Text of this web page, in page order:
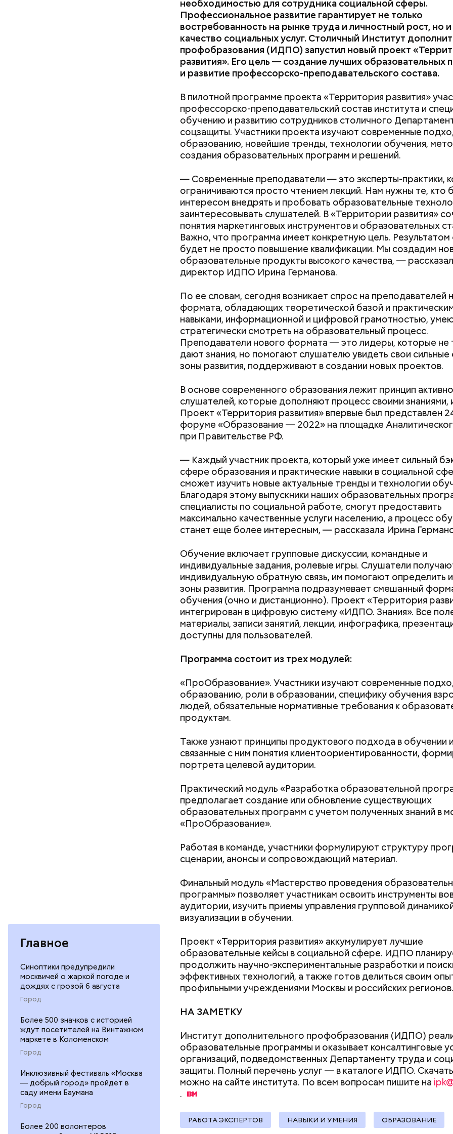
Главное
Синоптики предупредили
москвичей о жаркой погоде и
дождях с грозой 6 августа
Город
Более 500 значков с историей
ждут посетителей на Винтажном
маркете в Коломенском
Город
Инклюзивный фестиваль «Москва
— добрый город» пройдет в
саду имени Баумана
Город
Более 200 волонтеров
необходимостью для сотрудника социальной сферы.
Профессиональное развитие гарантирует не только
востребованность на рынке труда и личностный рост, но
качество социальных услуг. Столичный Институт
профобразования (ИДПО) запустил новый проект
развития». Его цель — создание лучших образовательных
и развитие профессорско-преподавательского состава.
В пилотной программе проекта «Территория развития»
профессорско-преподавательский состав института и
обучению и развитию сотрудников столичного
соцзащиты. Участники проекта изучают современные
образованию, новейшие тренды, технологии обучения,
создания образовательных программ и решений.
— Современные преподаватели — это эксперты-практики,
ограничиваются просто чтением лекций. Нам нужны те, кто
интересом внедрять и пробовать образовательные
заинтересовывать слушателей. В «Территории развития»
понятия маркетинговых инструментов и образовательных
Важно, что программа имеет конкретную цель. Результатом
будет не просто повышение квалификации. Мы создадим
образовательные продукты высокого качества, —
директор ИДПО Ирина Германова.
По ее словам, сегодня возникает спрос на преподавателей
формата, обладающих теоретической базой и
навыками, информационной и цифровой грамотностью,
стратегически смотреть на образовательный процесс.
Преподаватели нового формата — это лидеры, которые не
дают знания, но помогают слушателю увидеть свои
зоны развития, поддерживают в создании новых проектов.
В основе современного образования лежит принцип
слушателей, которые дополняют процесс своими знаниями,
Проект «Территория развития» впервые был представлен
форуме «Образование — 2022» на площадке
при Правительстве РФ.
— Каждый участник проекта, который уже имеет сильный
сфере образования и практические навыки в социальной
сможет изучить новые актуальные тренды и технологии
Благодаря этому выпускники наших образовательных
специалисты по социальной работе, смогут предоставить
максимально качественные услуги населению, а процесс
станет еще более интересным, — рассказала Ирина
Обучение включает групповые дискуссии, командные и
индивидуальные задания, ролевые игры. Слушатели
индивидуальную обратную связь, им помогают определить
зоны развития. Программа подразумевает смешанный
обучения (очно и дистанционно). Проект «Территория
интегрирован в цифровую систему «ИДПО. Знания». Все
материалы, записи занятий, лекции, инфографика,
доступны для пользователей.
Программа состоит из трех модулей:
«ПроОбразование». Участники изучают современные
образованию, роли в образовании, специфику обучения
людей, обязательные нормативные требования к
продуктам.
Также узнают принципы продуктового подхода в обучении и
связанные с ним понятия клиентоориентированности,
портрета целевой аудитории.
Практический модуль «Разработка образовательной
предполагает создание или обновление существующих
образовательных программ с учетом полученных знаний в
«ПроОбразование».
Работая в команде, участники формулируют структуру
сценарии, анонсы и сопровождающий материал.
Финальный модуль «Мастерство проведения
программы» позволяет участникам освоить инструменты
аудитории, изучить приемы управления групповой
визуализации в обучении.
Проект «Территория развития» аккумулирует лучшие
образовательные кейсы в социальной сфере. ИДПО
продолжить научно-экспериментальные разработки и
эффективных технологий, а также готов делиться своим
профильными учреждениями Москвы и российских регионов.
НА ЗАМЕТКУ
Институт дополнительного профобразования (ИДПО)
образовательные программы и оказывает консалтинговые
организаций, подведомственных Департаменту труда и
защиты. Полный перечень услуг — в каталоге ИДПО.
можно на сайте института. По всем вопросам пишите на
.
РАБОТА ЭКСПЕРТОВ НАВЫКИ И УМЕНИЯ ОБРАЗОВАНИЕ
Среднее время жизни молнии (маленькой и средней) около
Бычков:
нужно застыть на месте и не двигаться;
нельзя ни в коем случае махать руками;
не стоит пытаться «поймать» молнию или потрогать,
металлическими предметами.
— Может пробить заряд на человека. Нужно вести себя
осторожно, будто увидели дикого зверя, затаиться, —
академик.
предстоящем лете
— Ситуацию в целом перенес ровно. Мы тогда и не
ситуацию. Что нас возьмет, самых крепких и сильных? Знали
Хиросиме и Нагасаки. С подобным сами не сталкивались, —
«Грязная» зона:
жизнь в
В Припяти он проработал восемь суток. В его задачу входило
в эвакуации населения из города, которую, по его мнению,
делать раньше на несколько дней.
— Первые двое суток мы постоянно были на ногах. Каждые
ездили делать замеры радиации. Время от выезда до выезда
отдых. Работа и есть работа. Ее надо выполнять, — говорит
После получения предельно допустимой дозы радиации
вывели из 30-километровой зоны отчуждения, где он до 3
проверял на уровень радиационной зараженности
Не талант, а детская травма:
как сцена становится для
звезд стратегией выживания
«Волшебный
Японии: может
рисовыми
похудеть
Как поменять батареи дома и
документы